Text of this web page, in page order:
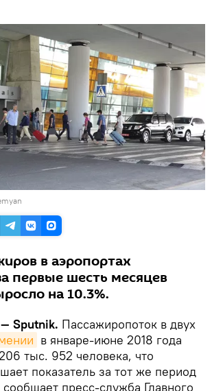
в аэропортах
первые шесть месяцев
на 10.3%.
Sputnik. Пассажиропоток в двух
в январе-июне 2018 года
тыс. 952 человека, что
показатель за тот же период
пресс-служба Главного